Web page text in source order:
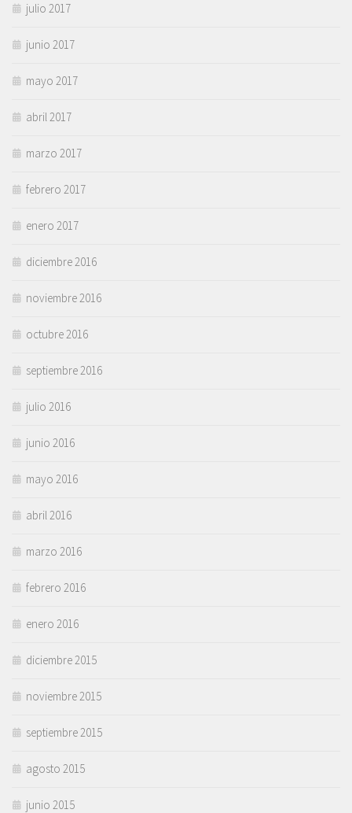
julio 2017
junio 2017
mayo 2017
abril 2017
marzo 2017
febrero 2017
enero 2017
diciembre 2016
noviembre 2016
octubre 2016
septiembre 2016
julio 2016
junio 2016
mayo 2016
abril 2016
marzo 2016
febrero 2016
enero 2016
diciembre 2015
noviembre 2015
septiembre 2015
agosto 2015
junio 2015